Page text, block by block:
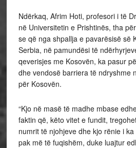
Ndërkaq, Afrim Hoti, profesori i të
në Universitetin e Prishtinës, tha
se që nga shpallja e pavarësisë së
Serbia, në pamundësi të
qeverisjes me Kosovën, ka pasur
dhe vendosë barriera të ndryshme
për Kosovën.
“Kjo në masë të madhe mbase
faktin që, këto vitet e fundit,
numrit të njohjeve dhe kjo rënie i
pak më të fuqishëm, duke luajtur